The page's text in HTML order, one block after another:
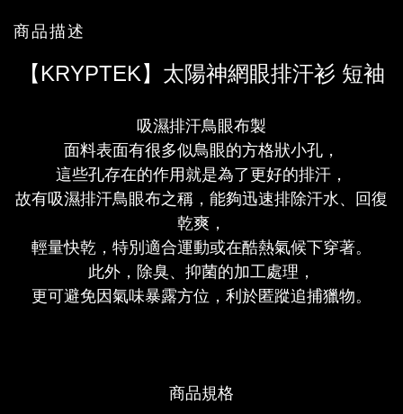
商品描述
【KRYPTEK】太陽神網眼排汗衫 短袖
吸濕排汗鳥眼布製
面料表面有很多似鳥眼的方格狀小孔，
這些孔存在的作用就是為了更好的排汗，
故有吸濕排汗鳥眼布之稱，能夠迅速排除汗水、回復
乾爽，
輕量快乾，特別適合運動或在酷熱氣候下穿著。
此外，除臭、抑菌的加工處理，
更可避免因氣味暴露方位，利於匿蹤追捕獵物。
商品規格